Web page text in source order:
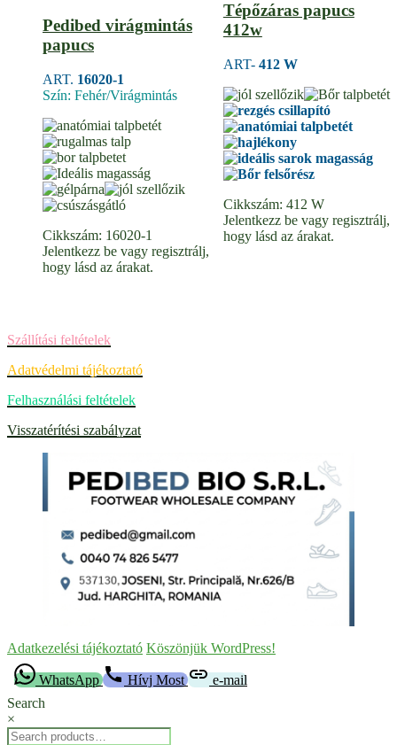
Pedibed virágmintás
papucs
ART. 16020-1
Szín: Fehér/Virágmintás
Cikkszám: 16020-1
Jelentkezz be vagy regisztrálj,
hogy lásd az árakat.
Tépőzáras papucs
412w
ART- 412 W
Cikkszám: 412 W
Jelentkezz be vagy regisztrálj,
hogy lásd az árakat.
Szállítási feltételek
Adatvédelmi tájékoztató
Felhasználási feltételek
Visszatérítési szabályzat
Adatkezelési tájékoztató Köszönjük WordPress!
WhatsApp Hívj Most
e-mail
Search
×